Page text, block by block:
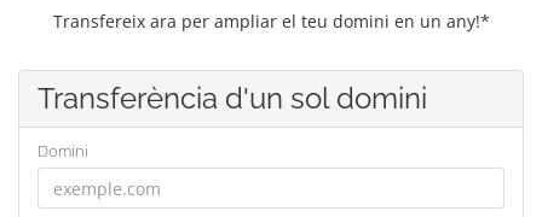
Transfereix ara per ampliar el teu domini en un any!*
Transferència d'un sol domini
Domini